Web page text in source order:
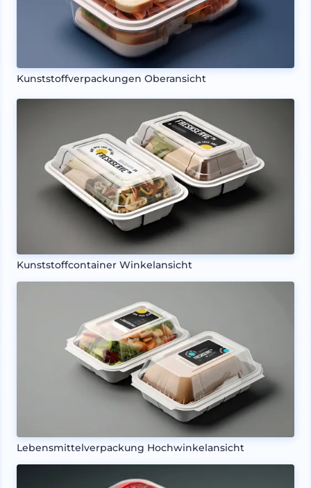
Kunststoffverpackungen Oberansicht
Kunststoffcontainer Winkelansicht
Lebensmittelverpackung Hochwinkelansicht